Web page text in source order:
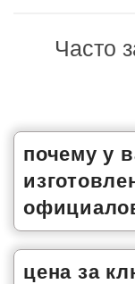
Часто
почему у
цена за